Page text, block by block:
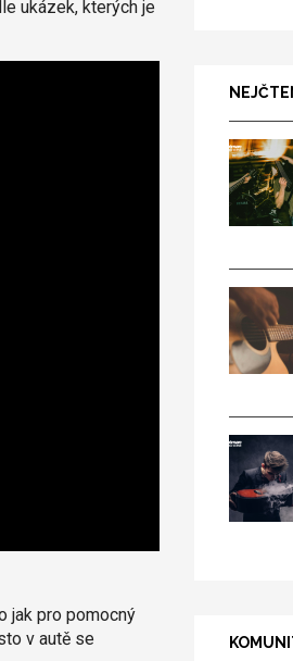
ukázek, kterých je
jak pro pomocný
v autě se